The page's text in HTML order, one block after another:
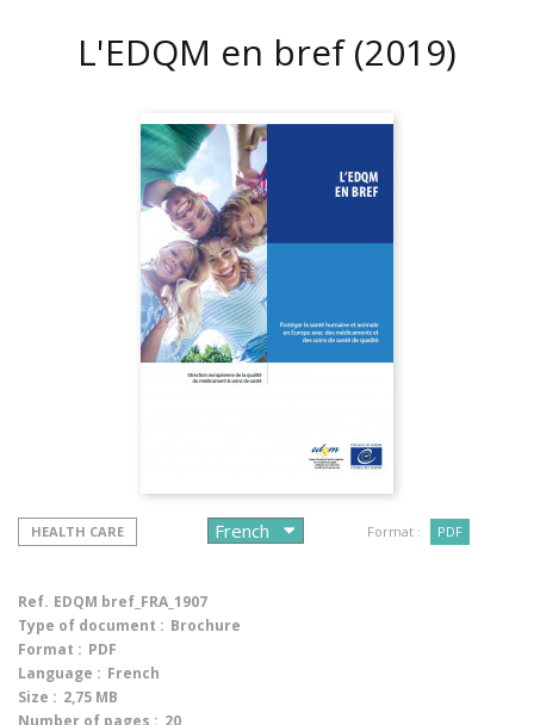
L'EDQM en bref(2019)
HEALTH CARE Format : PDF
Ref. EDQM bref_FRA_1907
Type of document : Brochure
Format : PDF
Language : French
Size : 2,75 MB
Number of pages : 20